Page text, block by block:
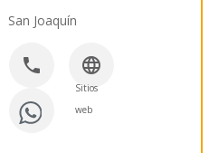
San Joaquín
 
Sitios
web